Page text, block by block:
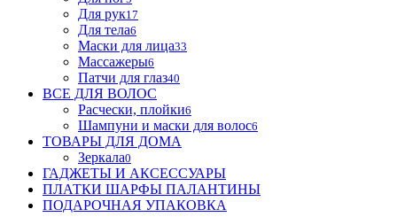
Для рук17
Для тела6
Маски для лица33
Массажеры6
Патчи для глаз40
ВСЕ ДЛЯ ВОЛОС
Расчески, плойки6
Шампуни и маски для волос6
ТОВАРЫ ДЛЯ ДОМА
Зеркала0
ГАДЖЕТЫ И АКСЕССУАРЫ
ПЛАТКИ ШАРФЫ ПАЛАНТИНЫ
ПОДАРОЧНАЯ УПАКОВКА